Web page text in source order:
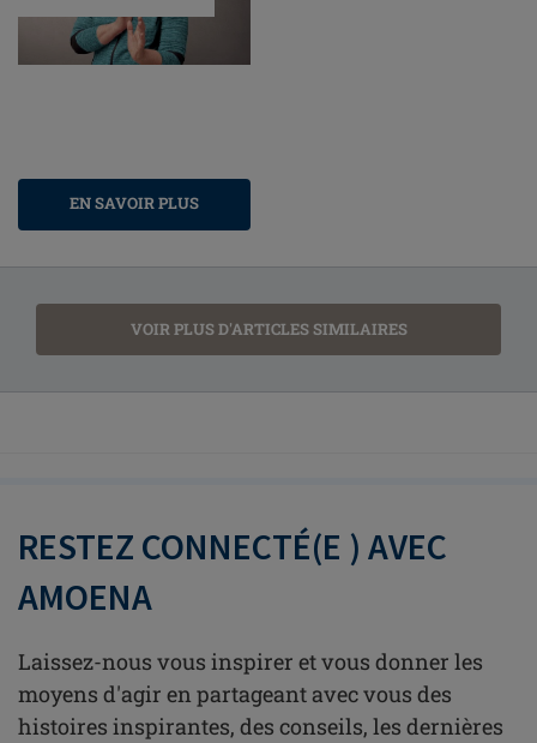
EN SAVOIR PLUS
VOIR PLUS D'ARTICLES SIMILAIRES
RESTEZ CONNECTÉ(E ) AVEC
AMOENA
Laissez-nous vous inspirer et vous donner les
moyens d'agir en partageant avec vous des
histoires inspirantes, des conseils, les dernières